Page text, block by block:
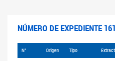
NÚMERO DE EXPEDIENTE
N° Origen Tipo